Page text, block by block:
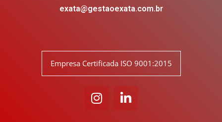
exata@gestaoexata.com.br
Empresa Certificada ISO 9001:2015